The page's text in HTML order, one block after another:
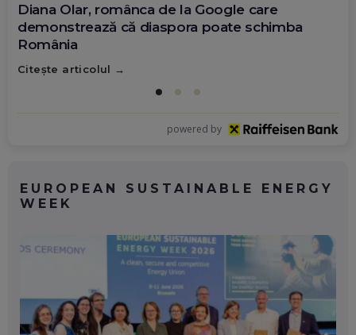
Diana Olar, românca de la Google care
demonstrează că diaspora poate schimba
România
Citește articolul
powered by
EUROPEAN SUSTAINABLE ENERGY
WEEK